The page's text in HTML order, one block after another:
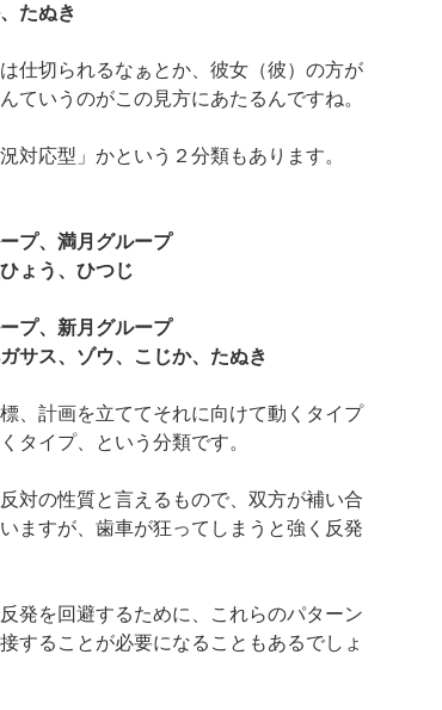
たぬき
仕切られるなぁとか、彼女（彼）の方が
ていうのがこの見方にあたるんですね。
対応型」かという２分類もあります。
、満月グループ
ょう、ひつじ
、新月グループ
ス、ゾウ、こじか、たぬき
、計画を立ててそれに向けて動くタイプ
タイプ、という分類です。
対の性質と言えるもので、双方が補い合
ますが、歯車が狂ってしまうと強く反発
発を回避するために、これらのパターン
することが必要になることもあるでしょ